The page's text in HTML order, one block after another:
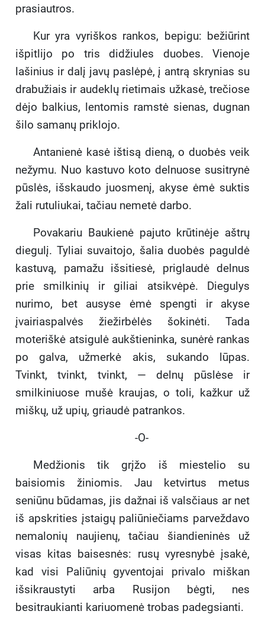
prasiautros.
Kur yra vyriškos rankos, bepigu: bežiūrint
išpitlijo po tris didžiules duobes. Vienoje
lašinius ir dalį javų paslėpė, į antrą skrynias su
drabužiais ir audeklų rietimais užkasė, trečiose
dėjo balkius, lentomis ramstė sienas, dugnan
šilo samanų priklojo.
Antanienė kasė ištisą dieną, o duobės veik
nežymu. Nuo kastuvo koto delnuose susitrynė
pūslės, išskaudo juosmenį, akyse ėmė suktis
žali rutuliukai, tačiau nemetė darbo.
Povakariu Baukienė pajuto krūtinėje aštrų
diegulį. Tyliai suvaitojo, šalia duobės paguldė
kastuvą, pamažu išsitiesė, priglaudė delnus
prie smilkinių ir giliai atsikvėpė. Diegulys
nurimo, bet ausyse ėmė spengti ir akyse
įvairiaspalvės žiežirbėlės šokinėti. Tada
moteriškė atsigulė aukštieninka, sunėrė rankas
po galva, užmerkė akis, sukando lūpas.
Tvinkt, tvinkt, tvinkt, — delnų pūslėse ir
smilkiniuose mušė kraujas, o toli, kažkur už
miškų, už upių, griaudė patrankos.
-O-
Medžionis tik grįžo iš miestelio su
baisiomis žiniomis. Jau ketvirtus metus
seniūnu būdamas, jis dažnai iš valsčiaus ar net
iš apskrities įstaigų paliūniečiams parveždavo
nemalonių naujienų, tačiau šiandieninės už
visas kitas baisesnės: rusų vyresnybė įsakė,
kad visi Paliūnių gyventojai privalo miškan
išsikraustyti arba Rusijon bėgti, nes
besitraukianti kariuomenė trobas padegsianti.